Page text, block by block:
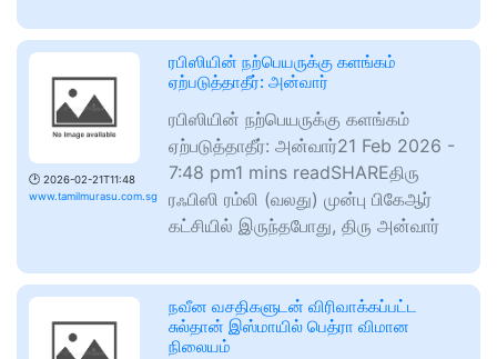
🕑 2026-02-21T11:48
www.tamilmurasu.com.sg
ரபிஸியின் நற்பெயருக்கு களங்கம்
ஏற்படுத்தாதீர்: அன்வார்
ரபிஸியின் நற்பெயருக்கு களங்கம்
ஏற்படுத்தாதீர்: அன்வார்21 Feb 2026 -
7:48 pm1 mins readSHAREதிரு
ரஃபிஸி ரம்லி (வலது) முன்பு பிகேஆர்
கட்சியில் இருந்தபோது, திரு அன்வார்
நவீன வசதிகளுடன் விரிவாக்கப்பட்ட
சுல்தான் இஸ்மாயில் பெத்ரா விமான
நிலையம்